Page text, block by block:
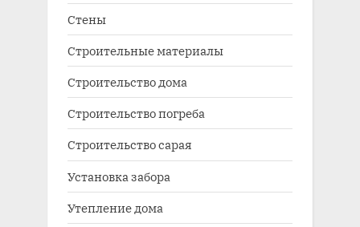
Стены
Строительные материалы
Строительство дома
Строительство погреба
Строительство сарая
Установка забора
Утепление дома